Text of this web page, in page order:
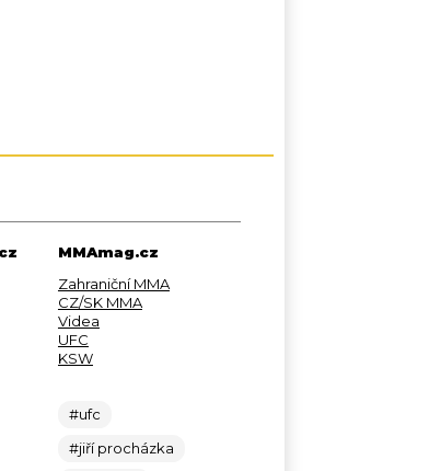
MMAmag.cz
Zahraniční MMA
CZ/SK MMA
Videa
UFC
KSW
#ufc
#jiří procházka